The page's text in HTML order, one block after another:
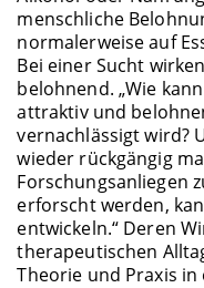
menschliche
normalerweise auf
Bei einer Sucht
belohnend. „Wie
attraktiv und
vernachlässigt wird?
wieder rückgängig
Forschungsanliegen
erforscht werden,
entwickeln.“ Deren
therapeutischen
Theorie und Praxis